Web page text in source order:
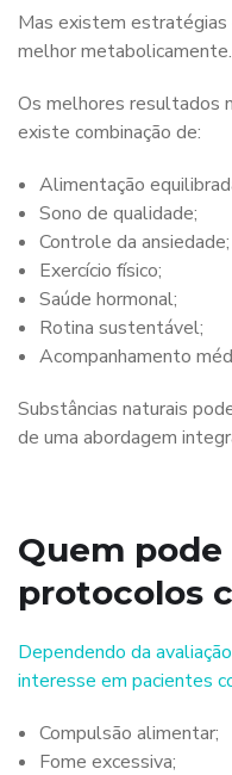
Mas existem estratégias
melhor metabolicamente.
Os melhores resultados
existe combinação de:
Alimentação
Sono de qualidade;
Controle da ansiedade;
Exercício físico;
Saúde hormonal;
Rotina sustentável;
Acompanhamento
Substâncias naturais
de uma abordagem
Quem
protocolos
Dependendo da
interesse em pacientes
Compulsão alimentar;
Fome excessiva;